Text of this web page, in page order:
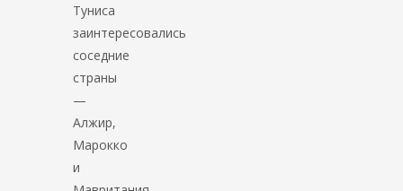
Туниса
заинтересовались
соседние
страны
—
Алжир,
Марокко
и